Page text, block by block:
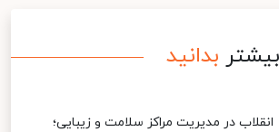
بیشتر بدانید
انقلاب در مدیریت مراکز سلامت و زیبایی؛